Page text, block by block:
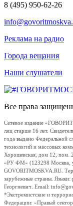
8 (495) 950-62-26
Реклама на радио
Города вещания
Наши слушатели
Все права
Сетевое издание
лиц старше 16 лет.
года выдано Федеральной
технологий и массовых
Хорошевская, дом 12, пом.
«РУ ФМ» (123298 Москва,
GOVORITMOSKVA.RU.
зарубежные страны. Языки:
Георгиевич. Email:
*Экстремистские и
Федерации: «Правый